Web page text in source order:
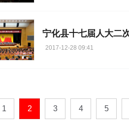
宁化县十七届人大二
2017-12-28 09:41
1 2 3 4 5